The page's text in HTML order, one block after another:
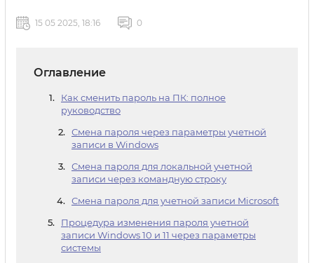
15 05 2025, 18:16 0
Оглавление
Как сменить пароль на ПК: полное
руководство
Смена пароля через параметры учетной
записи в Windows
Смена пароля для локальной учетной
записи через командную строку
Смена пароля для учетной записи Microsoft
Процедура изменения пароля учетной
записи Windows 10 и 11 через параметры
системы